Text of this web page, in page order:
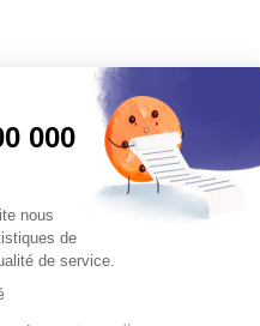
QUI SOMMES-NOUS ?
Notre impact
L'implantation
géographique de 100.000
entrepreneurs
L'équipe de 100 000
LA
000
nous
de
de service.